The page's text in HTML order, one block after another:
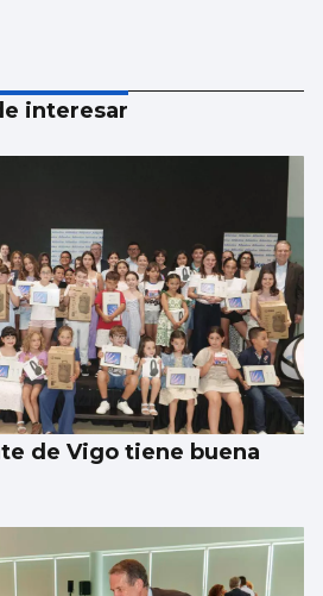
interesar
de Vigo tiene buena